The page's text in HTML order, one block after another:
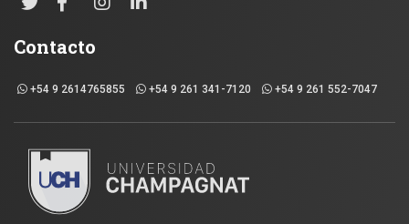
Contacto
+54 9 2614765855 +54 9 261 341-7120 +54 9 261 552-7047